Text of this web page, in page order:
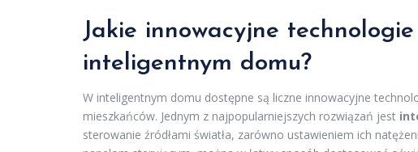
Jakie innowacyjne
inteligentnym domu?
W inteligentnym domu dostępne są liczne innowacyjne
mieszkańców. Jednym z najpopularniejszych rozwiązań jest
sterowanie źródłami światła, zarówno ustawieniem ich